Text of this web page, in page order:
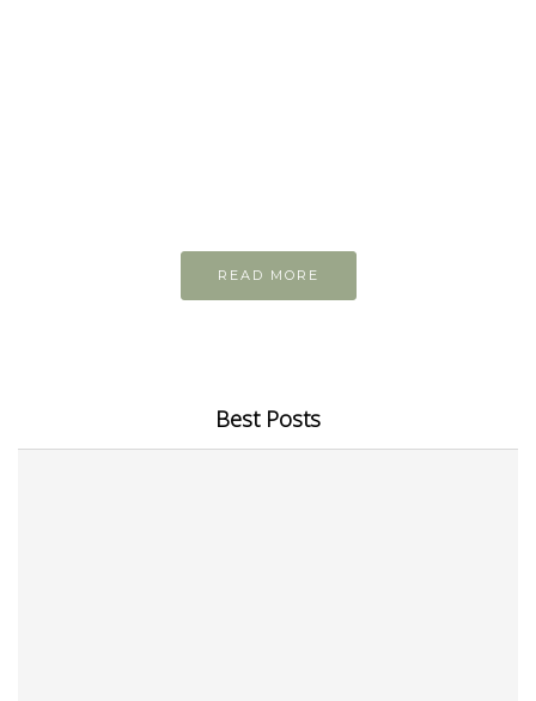
READ MORE
Best Posts